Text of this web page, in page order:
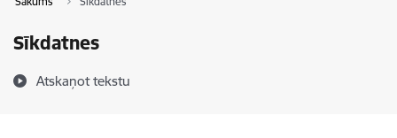
Sīkdatnes
Atskaņot tekstu